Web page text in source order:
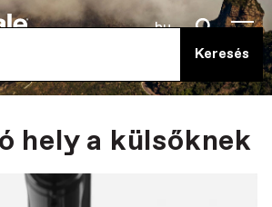
hu
hely a külsőknek